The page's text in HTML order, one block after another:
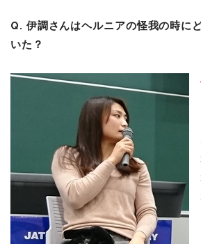
Q. 伊調さんはヘルニアの怪我の時に
いた？